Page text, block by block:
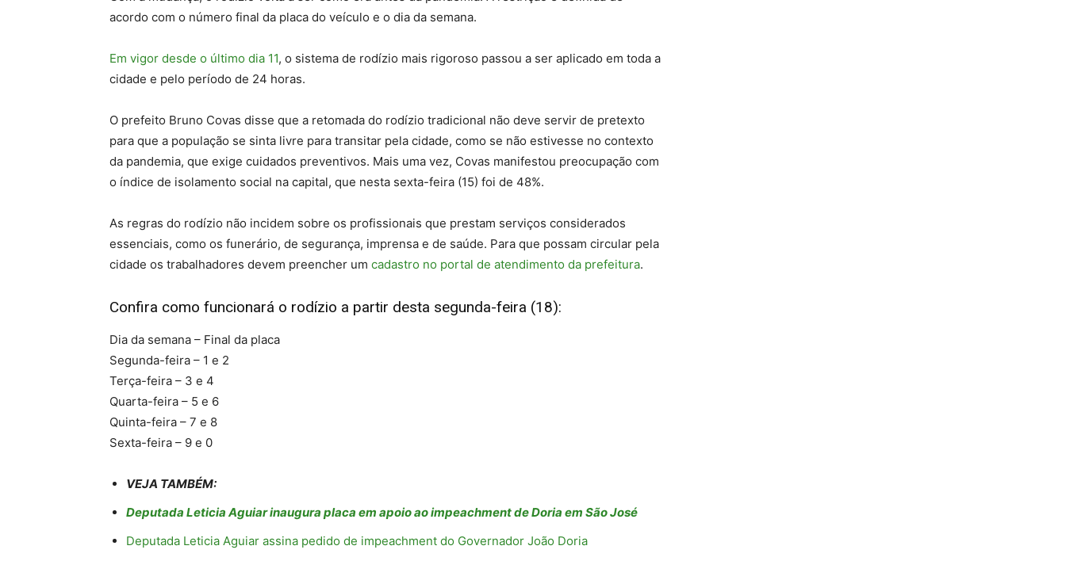
acordo com o número final da placa do veículo e o dia da semana.
Em vigor desde o último dia 11, o sistema de rodízio mais rigoroso passou a ser aplicado em toda a
cidade e pelo período de 24 horas.
O prefeito Bruno Covas disse que a retomada do rodízio tradicional não deve servir de pretexto
para que a população se sinta livre para transitar pela cidade, como se não estivesse no contexto
da pandemia, que exige cuidados preventivos. Mais uma vez, Covas manifestou preocupação com
o índice de isolamento social na capital, que nesta sexta-feira (15) foi de 48%.
As regras do rodízio não incidem sobre os profissionais que prestam serviços considerados
essenciais, como os funerário, de segurança, imprensa e de saúde. Para que possam circular pela
cidade os trabalhadores devem preencher um cadastro no portal de atendimento da prefeitura.
Confira como funcionará o rodízio a partir desta segunda-feira (18):
Dia da semana – Final da placa
Segunda-feira – 1 e 2
Terça-feira – 3 e 4
Quarta-feira – 5 e 6
Quinta-feira – 7 e 8
Sexta-feira – 9 e 0
VEJA TAMBÉM:
Deputada Leticia Aguiar inaugura placa em apoio ao impeachment de Doria em São José
Deputada Leticia Aguiar assina pedido de impeachment do Governador João Doria